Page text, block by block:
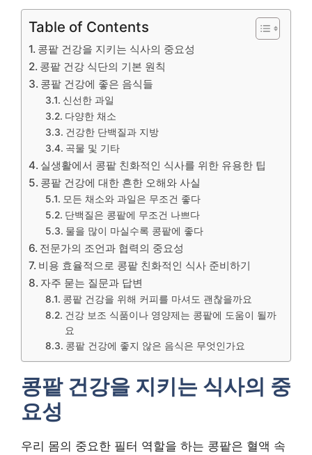
Table of Contents
콩팥 건강을 지키는 식사의 중요성
콩팥 건강 식단의 기본 원칙
콩팥 건강에 좋은 음식들
신선한 과일
다양한 채소
건강한 단백질과 지방
곡물 및 기타
실생활에서 콩팥 친화적인 식사를 위한 유용한 팁
콩팥 건강에 대한 흔한 오해와 사실
모든 채소와 과일은 무조건 좋다
단백질은 콩팥에 무조건 나쁘다
물을 많이 마실수록 콩팥에 좋다
전문가의 조언과 협력의 중요성
비용 효율적으로 콩팥 친화적인 식사 준비하기
자주 묻는 질문과 답변
콩팥 건강을 위해 커피를 마셔도 괜찮을까요
건강 보조 식품이나 영양제는 콩팥에 도움이 될까
요
콩팥 건강에 좋지 않은 음식은 무엇인가요
콩팥 건강을 지키는 식사의 중
요성
우리 몸의 중요한 필터 역할을 하는 콩팥은 혈액 속